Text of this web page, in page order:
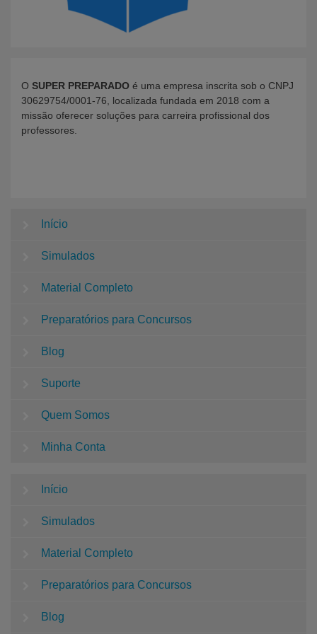
O SUPER PREPARADO é uma empresa inscrita sob o CNPJ
30629754/0001-76, localizada fundada em 2018 com a
missão oferecer soluções para carreira profissional dos
professores.
Início
Simulados
Material Completo
Preparatórios para Concursos
Blog
Suporte
Quem Somos
Minha Conta
Início
Simulados
Material Completo
Preparatórios para Concursos
Blog